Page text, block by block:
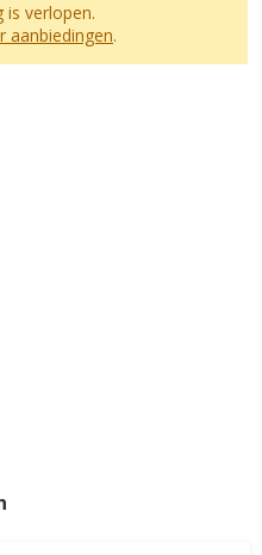
is verlopen.
aanbiedingen.